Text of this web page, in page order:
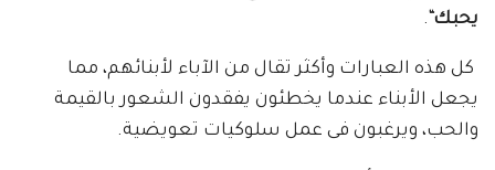
يحبك“.
كل هذه العبارات وأكثر تقال من الآباء لأبنائهم، مما
يجعل الأبناء عندما يخطئون يفقدون الشعور بالقيمة
والحب، ويرغبون فى عمل سلوكيات تعويضية.